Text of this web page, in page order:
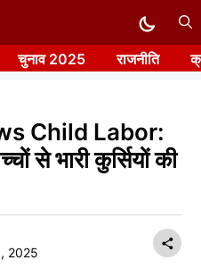
चुनाव 2025 राजनीति
Child Labor:
से भारी कुर्सियों की
2025